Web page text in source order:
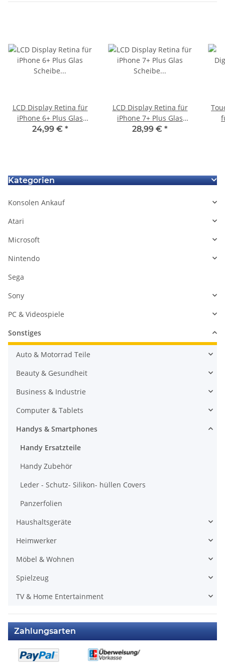
LCD Display Retina für
iPhone 6+ Plus Glas
Scheibe Komplett Front
24,99 € *
LCD Display Retina für
iPhone 7+ Plus Glas
Scheibe Komplett Front
28,99 € *
Kategorien
Konsolen Ankauf
Atari
Microsoft
Nintendo
Sega
Sony
PC & Videospiele
Sonstiges
Auto & Motorrad Teile
Beauty & Gesundheit
Business & Industrie
Computer & Tablets
Handys & Smartphones
Handy Ersatzteile
Handy Zubehör
Leder - Schutz- Silikon- hüllen Covers
Panzerfolien
Haushaltsgeräte
Heimwerker
Möbel & Wohnen
Spielzeug
TV & Home Entertainment
Zahlungsarten